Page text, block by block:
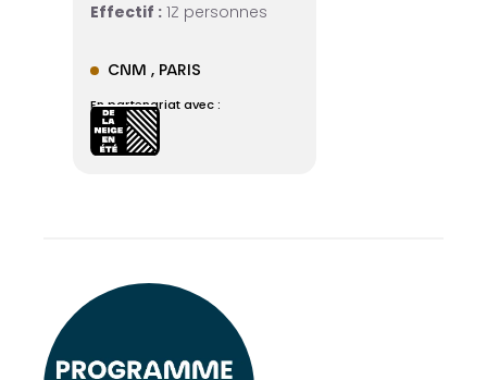
Effectif : 12 personnes
CNM , PARIS
En partenariat avec :